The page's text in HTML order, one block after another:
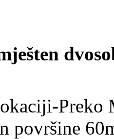
Preko
površine